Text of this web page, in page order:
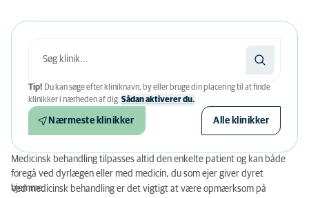
Tip! Du kan søge efter kliniknavn, by eller bruge din placering til at finde
klinikker i nærheden af ​​dig. Sådan aktiverer du.
Nærmeste klinikker Alle klinikker
Medicinsk behandling tilpasses altid den enkelte patient og kan både
foregå ved dyrlægen eller med medicin, du som ejer giver dyret
hjemme.
Ved medicinsk behandling er det vigtigt at være opmærksom på